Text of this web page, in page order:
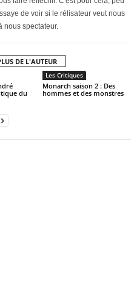
de voir si le rélisateur veut nous
nous spectateur.
DE L'AUTEUR
du
Les Critiques
Monarch saison 2 : Des
hommes et des monstres